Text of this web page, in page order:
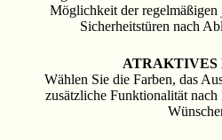
Möglichkeit der regelmäßigen
Sicherheitstüren nach
ATRAKTIVES
Wählen Sie die Farben, das
zusätzliche Funktionalität